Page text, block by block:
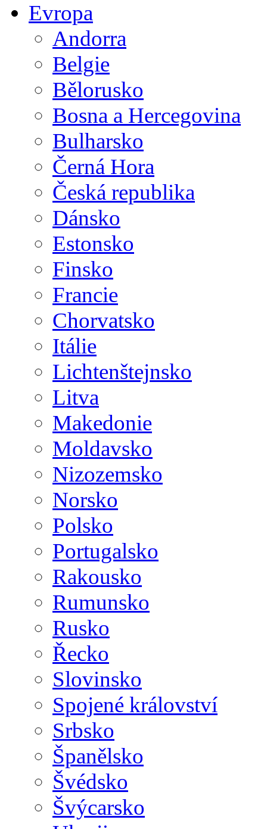
Evropa
Andorra
Belgie
Bělorusko
Bosna a Hercegovina
Bulharsko
Černá Hora
Česká republika
Dánsko
Estonsko
Finsko
Francie
Chorvatsko
Itálie
Lichtenštejnsko
Litva
Makedonie
Moldavsko
Nizozemsko
Norsko
Polsko
Portugalsko
Rakousko
Rumunsko
Rusko
Řecko
Slovinsko
Spojené království
Srbsko
Španělsko
Švédsko
Švýcarsko